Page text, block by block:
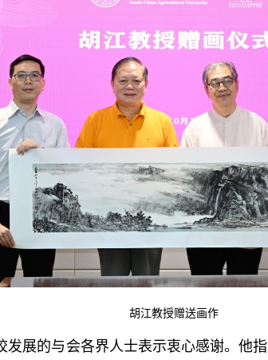
胡江教授赠送画作
展的与会各界人士表示衷心感谢。他